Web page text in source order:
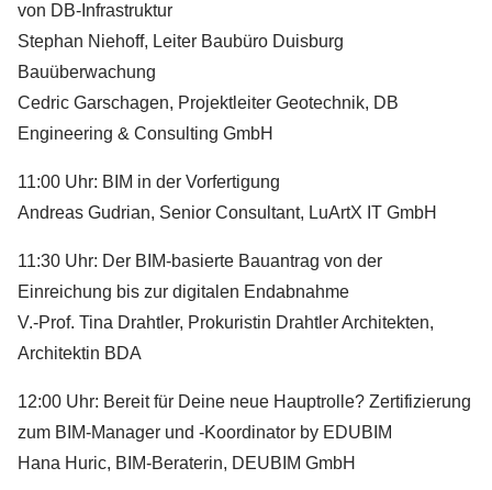
von DB-Infrastruktur
Stephan Niehoff, Leiter Baubüro Duisburg
Bauüberwachung
Cedric Garschagen, Projektleiter Geotechnik, DB
Engineering & Consulting GmbH
11:00 Uhr: BIM in der Vorfertigung
Andreas Gudrian, Senior Consultant, LuArtX IT GmbH
11:30 Uhr: Der BIM-basierte Bauantrag von der
Einreichung bis zur digitalen Endabnahme
V.-Prof. Tina Drahtler, Prokuristin Drahtler Architekten,
Architektin BDA
12:00 Uhr: Bereit für Deine neue Hauptrolle? Zertifizierung
zum BIM-Manager und -Koordinator by EDUBIM
Hana Huric, BIM-Beraterin, DEUBIM GmbH